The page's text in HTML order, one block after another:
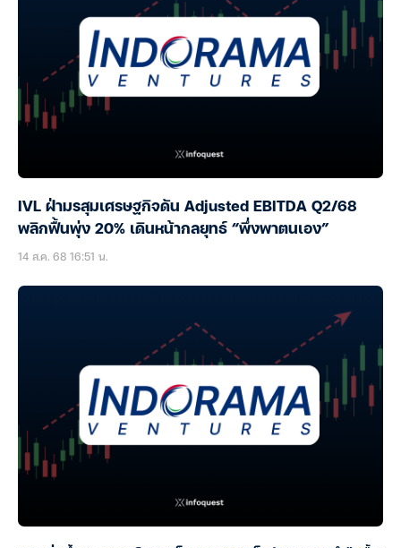
IVL ฝ่ามรสุมเศรษฐกิจดัน Adjusted EBITDA Q2/68
พลิกฟื้นพุ่ง 20% เดินหน้ากลยุทธ์ “พึ่งพาตนเอง”
14 ส.ค. 68 16:51 น.